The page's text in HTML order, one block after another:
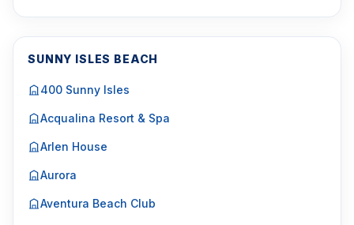
SUNNY ISLES BEACH
400 Sunny Isles
Acqualina Resort & Spa
Arlen House
Aurora
Aventura Beach Club